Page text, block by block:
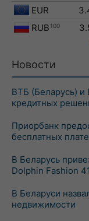
EUR
RUB 100
Новости
ВТБ (Беларусь) и
кредитных
Приорбанк
бесплатных
В Беларусь
Dolphin Fashion
В Беларуси
недвижимости